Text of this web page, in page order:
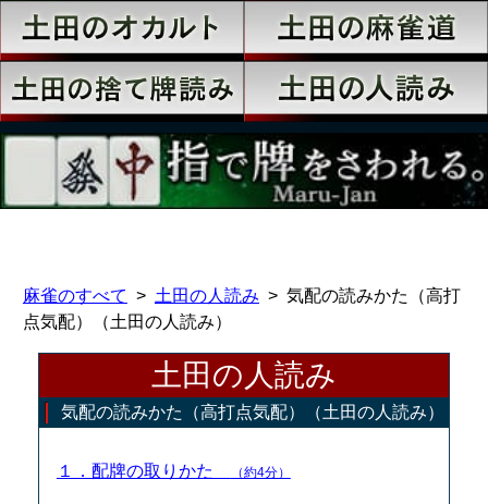
麻雀のすべて 土田の人読み
気配の読みかた（高打
点気配）（土田の人読み）
土田の人読み
気配の読みかた（高打点気配）（土田の人読み）
１．配牌の取りかた （約4分）